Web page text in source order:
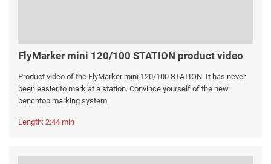
FlyMarker mini 120/100 STATION product video
Product video of the FlyMarker mini 120/100 STATION. It has never
been easier to mark at a station. Convince yourself of the new
benchtop marking system.
Length: 2:44 min